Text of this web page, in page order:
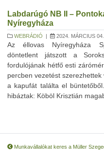
Labdarúgó NB II –
Nyíregyháza
WEBRÁDIÓ | 2024. MÁRCIUS
Az éllovas Nyíregyháza
döntetlent játszott a
fordulójának hétfő esti
percben vezetést
a kapufát találta el
hibáztak: Köböl Krisztián
Munkavállalókat keres a Müller